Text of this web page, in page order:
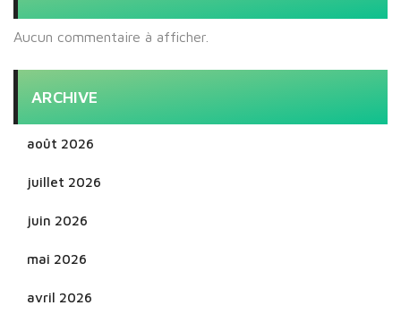
Aucun commentaire à afficher.
ARCHIVE
août 2026
juillet 2026
juin 2026
mai 2026
avril 2026